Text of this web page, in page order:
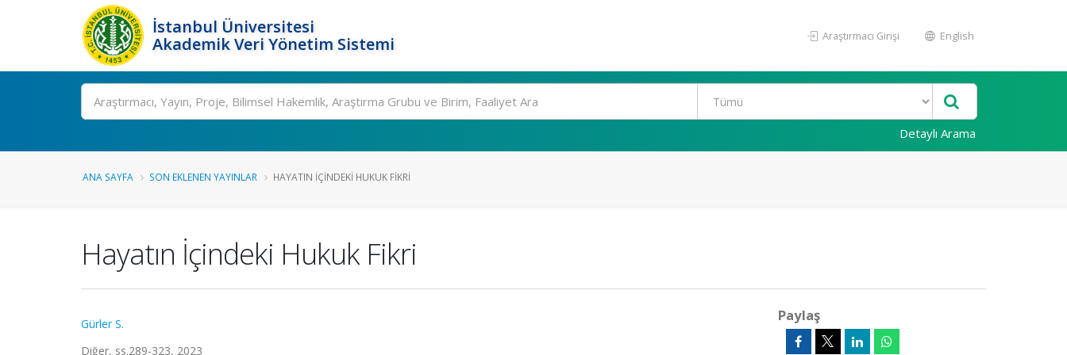
İstanbul Üniversitesi
Akademik Veri Yönetim Sistemi
Araştırmacı Girişi English
Ara
Detaylı Arama
ANA SAYFA SON EKLENEN YAYINLAR HAYATIN İÇINDEKI HUKUK FIKRI
Hayatın İçindeki Hukuk Fikri
Gürler S.
Diğer, ss.289-323, 2023
Paylaş